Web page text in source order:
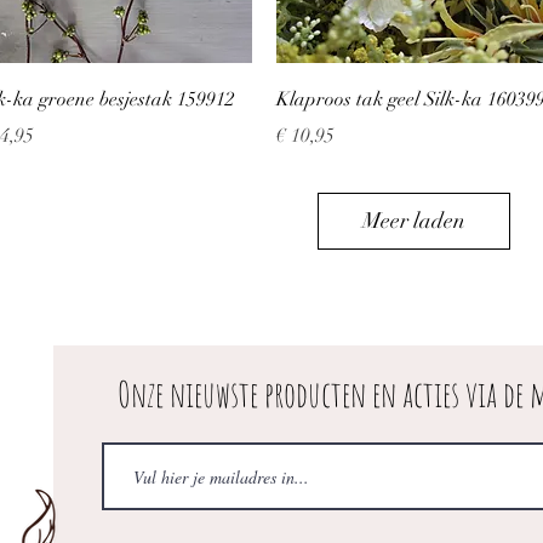
Snel overzicht
ka groene besjestak 159912
Snel overzicht
Klaproos tak geel Silk-ka
Prijs
€ 10,95
Meer laden
Onze nieuwste producten en acties via